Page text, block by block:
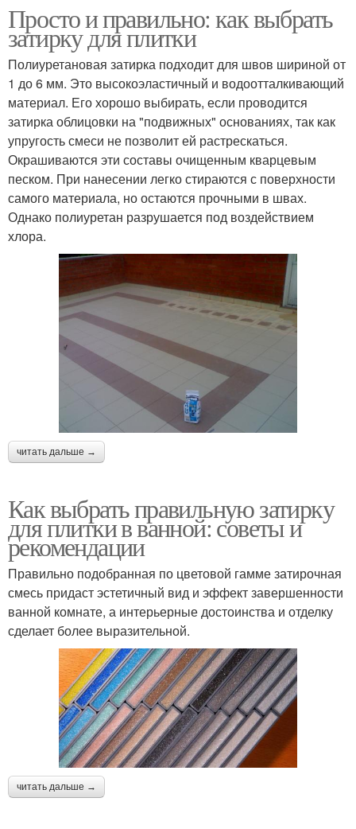
Просто и правильно: как выбрать
затирку для плитки
Полиуретановая затирка подходит для швов шириной от
1 до 6 мм. Это высокоэластичный и водоотталкивающий
материал. Его хорошо выбирать, если проводится
затирка облицовки на "подвижных" основаниях, так как
упругость смеси не позволит ей растрескаться.
Окрашиваются эти составы очищенным кварцевым
песком. При нанесении легко стираются с поверхности
самого материала, но остаются прочными в швах.
Однако полиуретан разрушается под воздействием
хлора.
читать дальше →
Как выбрать правильную затирку
для плитки в ванной: советы и
рекомендации
Правильно подобранная по цветовой гамме затирочная
смесь придаст эстетичный вид и эффект завершенности
ванной комнате, а интерьерные достоинства и отделку
сделает более выразительной.
читать дальше →